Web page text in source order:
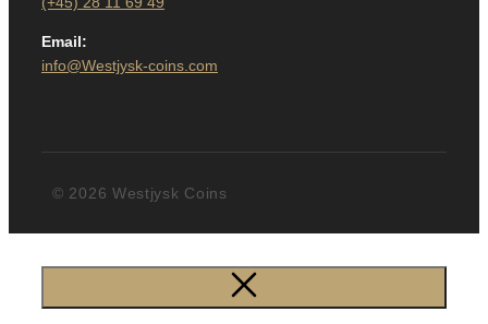
Email:
info@Westjysk-coins.com
© 2026 Westjysk Coins